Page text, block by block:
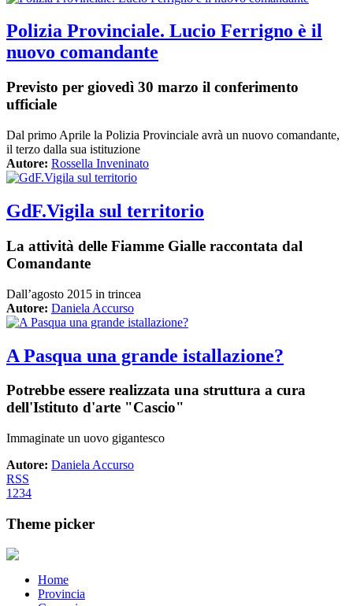
Polizia Provinciale. Lucio Ferrigno è il
nuovo comandante
Previsto per giovedì 30 marzo il conferimento
ufficiale
Dal primo Aprile la Polizia Provinciale avrà un nuovo comandante,
il terzo dalla sua istituzione
Autore: Rossella Inveninato
GdF.Vigila sul territorio
La attività delle Fiamme Gialle raccontata dal
Comandante
Dall’agosto 2015 in trincea
Autore: Daniela Accurso
A Pasqua una grande istallazione?
Potrebbe essere realizzata una struttura a cura
dell'Istituto d'arte "Cascio"
Immaginate un uovo gigantesco
Autore: Daniela Accurso
RSS
1 234
Theme picker
Home
Provincia